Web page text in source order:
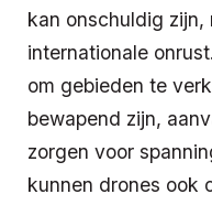
kan onschuldig zijn,
internationale
om gebieden te
bewapend zijn,
zorgen voor
kunnen drones ook